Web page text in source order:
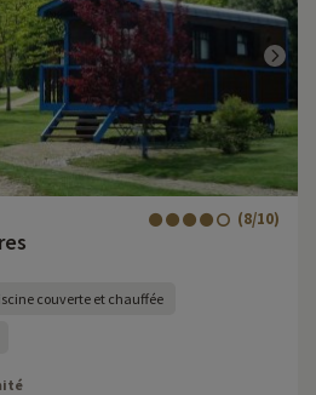
(8/10)
couverte et chauffée